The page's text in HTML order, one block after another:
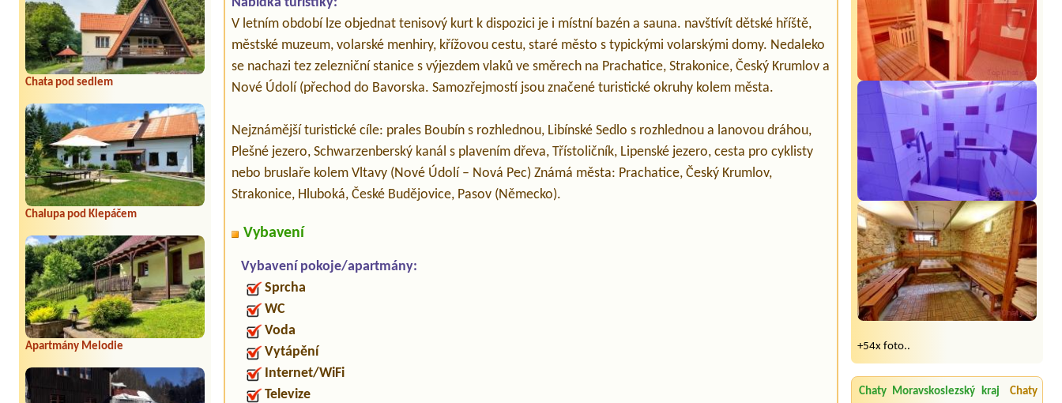
Chata pod sedlem
Chalupa pod Klepáčem
Apartmány Melodie +54x foto..
Chaty Moravskoslezský kraj
Chaty
V letním období lze objednat tenisový kurt k dispozici je i místní bazén a sauna. navštívít dětské hříště,
městské muzeum, volarské menhiry, křížovou cestu, staré město s typickými volarskými domy. Nedaleko
se nachazi tez zelezniční stanice s výjezdem vlaků ve směrech na Prachatice, Strakonice, Český Krumlov a
Nové Údolí (přechod do Bavorska. Samozřejmostí jsou značené turistické okruhy kolem města.
Nejznámější turistické cíle: prales Boubín s rozhlednou, Libínské Sedlo s rozhlednou a lanovou dráhou,
Plešné jezero, Schwarzenberský kanál s plavením dřeva, Třístoličník, Lipenské jezero, cesta pro cyklisty
nebo bruslaře kolem Vltavy (Nové Údolí – Nová Pec) Známá města: Prachatice, Český Krumlov,
Strakonice, Hluboká, České Budějovice, Pasov (Německo).
Vybavení
Vybavení pokoje/apartmány:
Sprcha
WC
Voda
Vytápění
Internet/WiFi
Televize